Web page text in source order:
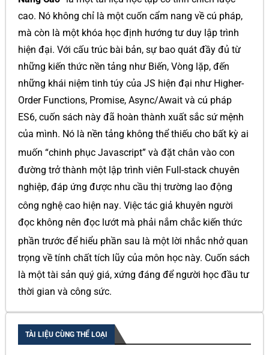
cao. Nó không chỉ là một cuốn cẩm nang về cú pháp,
mà còn là một khóa học định hướng tư duy lập trình
hiện đại. Với cấu trúc bài bản, sự bao quát đầy đủ từ
những kiến thức nền tảng như Biến, Vòng lặp, đến
những khái niệm tinh túy của JS hiện đại như Higher-
Order Functions, Promise, Async/Await và cú pháp
ES6, cuốn sách này đã hoàn thành xuất sắc sứ mệnh
của mình. Nó là nền tảng không thể thiếu cho bất kỳ ai
muốn “chinh phục Javascript” và đặt chân vào con
đường trở thành một lập trình viên Full-stack chuyên
nghiệp, đáp ứng được nhu cầu thị trường lao động
công nghệ cao hiện nay. Việc tác giả khuyên người
đọc không nên đọc lướt mà phải nắm chắc kiến thức
phần trước để hiểu phần sau là một lời nhắc nhở quan
trọng về tính chất tích lũy của môn học này. Cuốn sách
là một tài sản quý giá, xứng đáng để người học đầu tư
thời gian và công sức.
TÀI LIỆU CÙNG THỂ LOẠI